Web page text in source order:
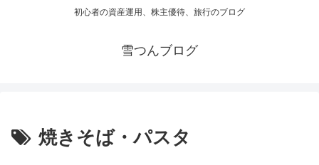
初心者の資産運用、株主優待、旅行のブログ
雪つんブログ
焼きそば・パスタ